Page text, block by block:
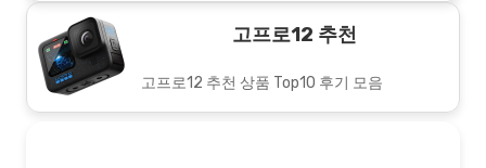
고프로12 추천
고프로12 추천 상품 Top10 후기 모음